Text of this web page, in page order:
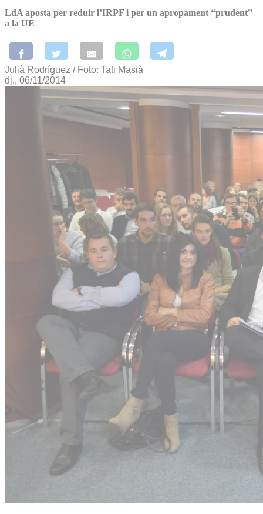
LdA aposta per reduir l’IRPF i per un apropament “prudent”
a la UE
Julià Rodríguez / Foto: Tati Masià
dj., 06/11/2014